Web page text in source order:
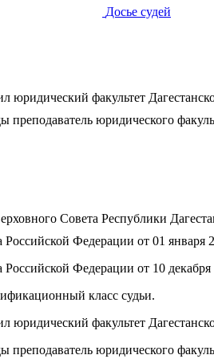
Досье судей
юридический факультет
преподаватель юридического
Совета Республики
Федерации от 01 января
Российской Федерации от 10
класс судьи.
юридический факультет
преподаватель юридического